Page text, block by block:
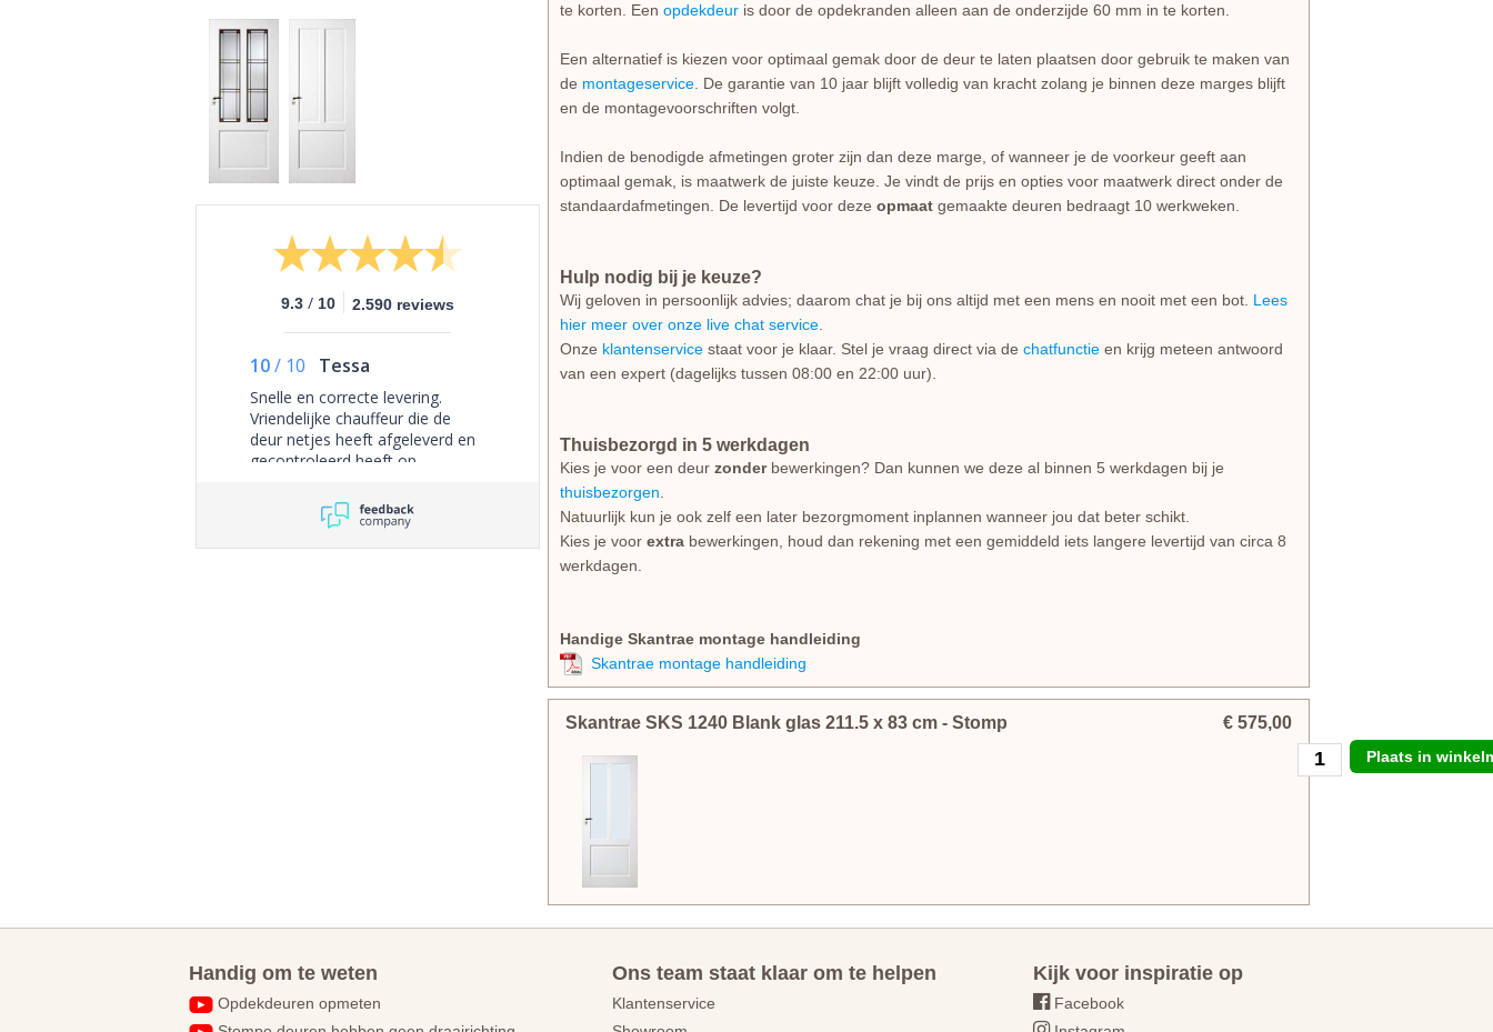
9.3 / 10 2.590 reviews
10/ 10 Tessa
Snelle en correcte levering.
Vriendelijke chauffeur die de
deur netjes heeft afgeleverd en
gecontroleerd heeft op
helemaal top.
te korten. Een opdekdeur is door de opdekranden alleen aan de onderzijde 60 mm in te korten.
Een alternatief is kiezen voor optimaal gemak door de deur te laten plaatsen door gebruik te maken van
de montageservice . De garantie van 10 jaar blijft volledig van kracht zolang je binnen deze marges blijft
en de montagevoorschriften volgt.
Indien de benodigde afmetingen groter zijn dan deze marge, of wanneer je de voorkeur geeft aan
optimaal gemak, is maatwerk de juiste keuze. Je vindt de prijs en opties voor maatwerk direct onder de
standaardafmetingen. De levertijd voor deze opmaat gemaakte deuren bedraagt 10 werkweken.
Hulp nodig bij je keuze?
Wij geloven in persoonlijk advies; daarom chat je bij ons altijd met een mens en nooit met een bot. Lees
hier meer over onze live chat service
Onze klantenservice staat voor je klaar. Stel je vraag direct via de chatfunctie en krijg meteen antwoord
van een expert (dagelijks tussen 08:00 en 22:00 uur).
Thuisbezorgd in 5 werkdagen
Kies je voor een deur zonderbewerkingen? Dan kunnen we deze al binnen 5 werkdagen bij je
thuisbezorgen
Natuurlijk kun je ook zelf een later bezorgmoment inplannen wanneer jou dat beter schikt.
Kies je voor extra bewerkingen, houd dan rekening met een gemiddeld iets langere levertijd van circa 8
werkdagen.
Handige Skantrae montage handleiding
Skantrae montage handleiding
Skantrae SKS 1240 Blank glas 211.5 x 83 cm - Stomp € 575,00
Plaats in
Handig om te weten
Opdekdeuren opmeten
Ons team staat klaar om te helpen
Klantenservice
Kijk voor inspiratie op
Facebook